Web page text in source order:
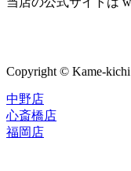
Copyright © Kame-
中野店
心斎橋店
福岡店